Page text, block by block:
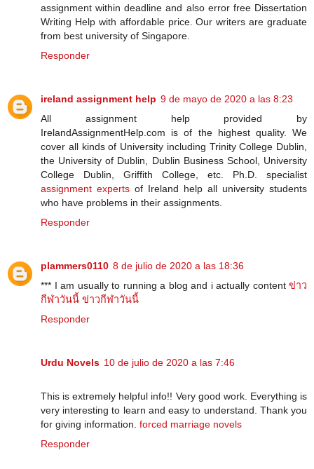
assignment within deadline and also error free Dissertation
Writing Help with affordable price. Our writers are graduate
from best university of Singapore.
Responder
ireland assignment help 9 de mayo de 2020 a las 8:23
All assignment help provided by
IrelandAssignmentHelp.com is of the highest quality. We
cover all kinds of University including Trinity College Dublin,
the University of Dublin, Dublin Business School, University
College Dublin, Griffith College, etc. Ph.D. specialist
assignment experts of Ireland help all university students
who have problems in their assignments.
Responder
plammers0110 8 de julio de 2020 a las 18:36
*** I am usually to running a blog and i actually content ข่าว
กีฬาวันนี้ ข่าวกีฬาวันนี้
Responder
Urdu Novels 10 de julio de 2020 a las 7:46
This is extremely helpful info!! Very good work. Everything is
very interesting to learn and easy to understand. Thank you
for giving information. forced marriage novels
Responder